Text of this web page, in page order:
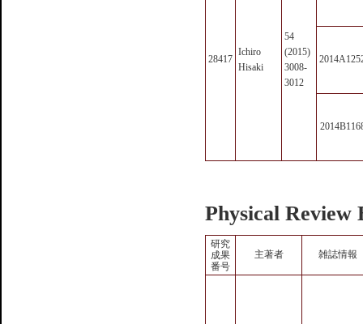
28417
Ichiro
Hisaki
54
(2015)
3008-
3012
Physical Review
研究
成果
番号
主著者 雑誌情報